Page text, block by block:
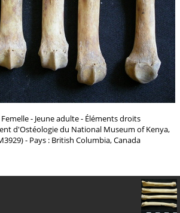
- Jeune adulte - Éléments droits
d'Ostéologie du National Museum of Kenya,
- Pays : British Columbia, Canada